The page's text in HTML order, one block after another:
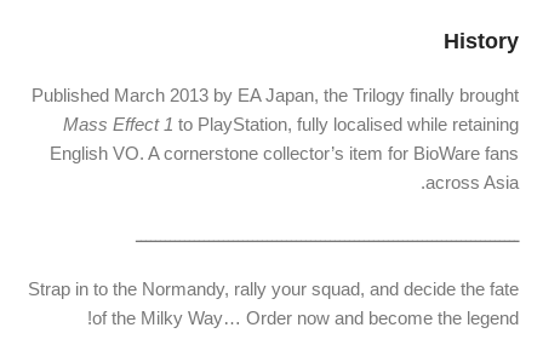
History
Published March 2013 by EAJapan, the Trilogy finally brought
Mass Effect 1 to PlayStation, fully localised while retaining
English VO. Acornerstone collector’s item for BioWare fans
across Asia.
ـــــــــــــــــــــــــــــــــــــــــــــــــــــــــــــــــــــــــــــــ
Strap in to the Normandy, rally your squad, and decide the fate
ofthe Milky Way… Order now and become the legend!